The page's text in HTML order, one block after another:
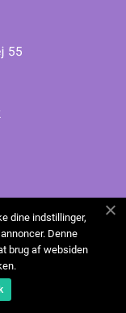
dine indstillinger,
Denne
brug af websiden